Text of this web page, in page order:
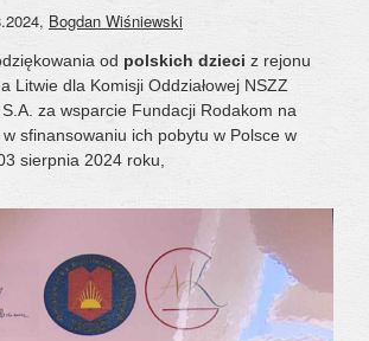
, Bogdan Wiśniewski
od polskich dzieci z rejonu
Litwie dla Komisji Oddziałowej NSZZ
za wsparcie Fundacji Rodakom na
sfinansowaniu ich pobytu w Polsce w
sierpnia 2024 roku,